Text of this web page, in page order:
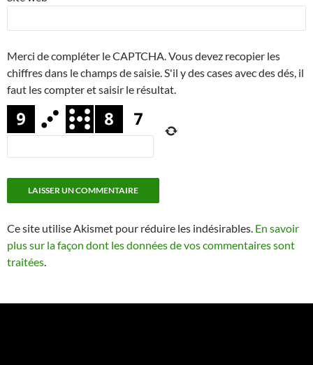
Merci de compléter le CAPTCHA. Vous devez recopier les
chiffres dans le champs de saisie. S'il y des cases avec des dés, il
faut les compter et saisir le résultat.
Ce site utilise Akismet pour réduire les indésirables. En savoir
plus sur la façon dont les données de vos commentaires sont
traitées